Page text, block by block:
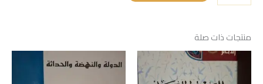
منتجات ذات صلة